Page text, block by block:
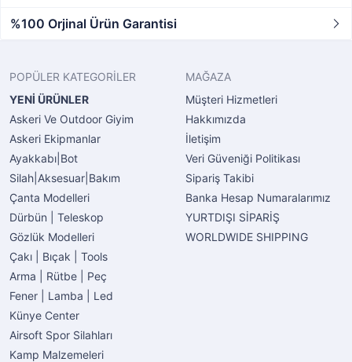
%100 Orjinal Ürün Garantisi
POPÜLER KATEGORİLER
YENİ ÜRÜNLER
Askeri Ve Outdoor Giyim
Askeri Ekipmanlar
Ayakkabı|Bot
Silah|Aksesuar|Bakım
Çanta Modelleri
Dürbün | Teleskop
Gözlük Modelleri
Çakı | Bıçak | Tools
Arma | Rütbe | Peç
Fener | Lamba | Led
Künye Center
Airsoft Spor Silahları
Kamp Malzemeleri
MAĞAZA
Müşteri Hizmetleri
Hakkımızda
İletişim
Veri Güveniği Politikası
Sipariş Takibi
Banka Hesap Numaralarımız
YURTDIŞI SİPARİŞ
WORLDWIDE SHIPPING